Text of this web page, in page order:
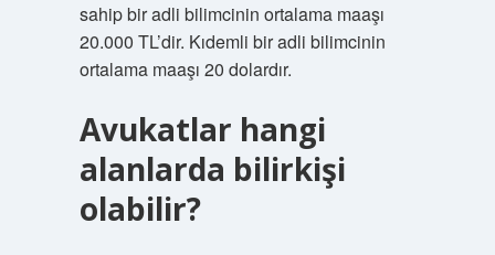
sahip bir adli bilimcinin ortalama maaşı
20.000 TL’dir. Kıdemli bir adli bilimcinin
ortalama maaşı 20 dolardır.
Avukatlar hangi
alanlarda bilirkişi
olabilir?